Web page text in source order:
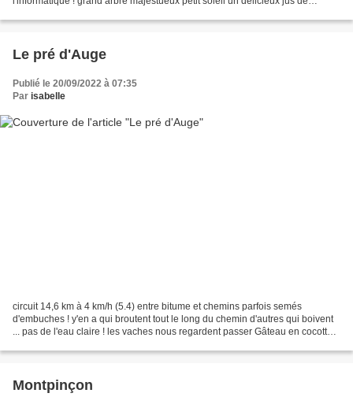
Le pré d'Auge
Publié le 20/09/2022 à 07:35
Par isabelle
circuit 14,6 km à 4 km/h (5.4) entre bitume et chemins parfois semés
d'embuches ! y'en a qui broutent tout le long du chemin d'autres qui boivent
... pas de l'eau claire ! les vaches nous regardent passer Gâteau en cocotte à
Montpinçon